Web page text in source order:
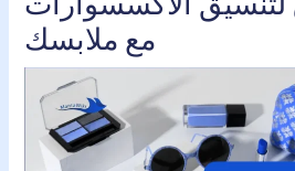
مع ملابسك